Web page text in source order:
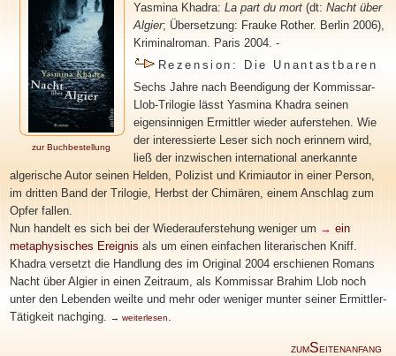
zur Buchbestellung
Yasmina Khadra: La part du mort(dt: Nacht über
Algier; Übersetzung: Frauke Rother. Berlin 2006),
Kriminalroman. Paris 2004. -
Rezension: Die Unantastbaren
Sechs Jahre nach Beendigung der Kommissar-
Llob-Trilogie lässt Yasmina Khadra seinen
eigensinnigen Ermittler wieder auferstehen. Wie
der interessierte Leser sich noch erinnern wird,
ließ der inzwischen international anerkannte
algerische Autor seinen Helden, Polizist und Krimiautor in einer Person,
im dritten Band der Trilogie, Herbst der Chimären, einem Anschlag zum
Opfer fallen.
Nun handelt es sich bei der Wiederauferstehung weniger um → ein
metaphysisches Ereignis als um einen einfachen literarischen Kniff.
Khadra versetzt die Handlung des im Original 2004 erschienen Romans
Nacht über Algier in einen Zeitraum, als Kommissar Brahim Llob noch
unter den Lebenden weilte und mehr oder weniger munter seiner Ermittler-
Tätigkeit nachging.
→ weiterlesen.
ZUMSEITENANFANG